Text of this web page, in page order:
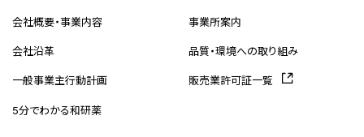
会社概要・事業内容 事業所案内
会社沿革 品質・環境への取り組み
一般事業主行動計画 販売業許可証一覧
5分でわかる和研薬